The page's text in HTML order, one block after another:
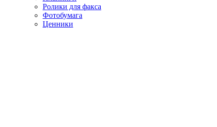
Ролики для факса
Фотобумага
Ценники